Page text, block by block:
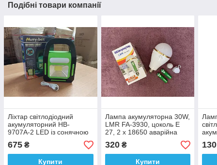
Подібні товари компанії
Ліхтар світлодіодний
акумуляторний HB-
9707А-2 LED із сонячною
батареєю
675 ₴
Купити
Лампа акумуляторна 30W,
LMR FA-3930, цоколь Е
27, 2 x 18650 аварійна
лампа, світлодіодна LED-
лампа
320₴
Купити
1W
130